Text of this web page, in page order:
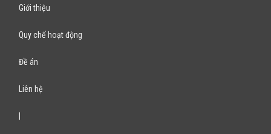
Giới thiệu
Quy chế hoạt động
Đề án
Liên hệ